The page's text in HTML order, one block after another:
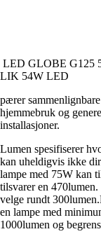
LED GLOBE G125
LIK 54W LED
pærer
hjemmebruk og
installasjoner.
Lumen spesifiserer
kan uheldigvis ikke
lampe med 75W kan
tilsvarer en
velge rundt
en lampe med
1000lumen og